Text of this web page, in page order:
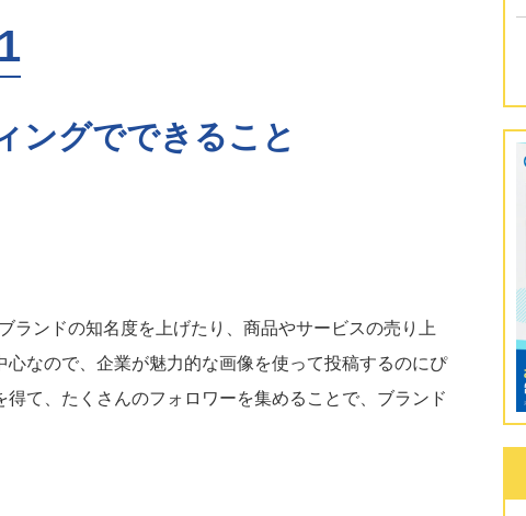
ングでできること
ランドの知名度を上げたり、商品やサービスの売り上
なので、企業が魅力的な画像を使って投稿するのにぴ
て、たくさんのフォロワーを集めることで、ブランド